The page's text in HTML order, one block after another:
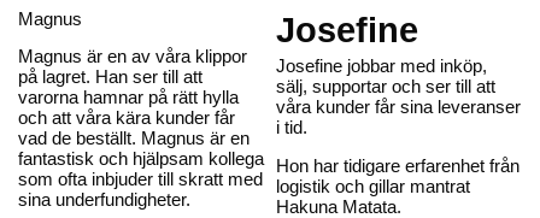
Magnus
Magnus är en av våra klippor
på lagret. Han ser till att
varorna hamnar på rätt hylla
och att våra kära kunder får
vad de beställt. Magnus är en
fantastisk och hjälpsam kollega
som ofta inbjuder till skratt med
sina underfundigheter.
Josefine
Josefine jobbar med inköp,
sälj, supportar och ser till att
våra kunder får sina leveranser
i tid.
Hon har tidigare erfarenhet från
logistik och gillar mantrat
Hakuna Matata.